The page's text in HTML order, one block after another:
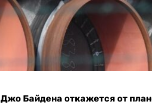
Байдена откажется от